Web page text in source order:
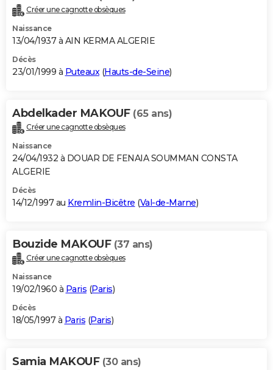
Créer une cagnotte obsèques
Naissance
13/04/1937 à AIN KERMA ALGERIE
Décès
23/01/1999 à Puteaux(Hauts-de-Seine)
Abdelkader MAKOUF (65 ans)
Créer une cagnotte obsèques
Naissance
24/04/1932 à DOUAR DE FENAIA SOUMMAN CONSTA
ALGERIE
Décès
14/12/1997 au Kremlin-Bicêtre (Val-de-Marne)
Bouzide MAKOUF (37 ans)
Créer une cagnotte obsèques
Naissance
19/02/1960 à Paris (Paris)
Décès
18/05/1997 à Paris (Paris)
Samia MAKOUF (30 ans)